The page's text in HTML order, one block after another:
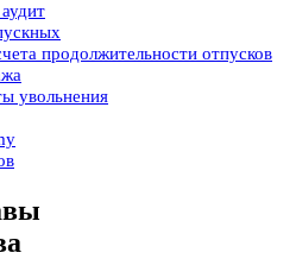
продолжительности отпусков
увольнения